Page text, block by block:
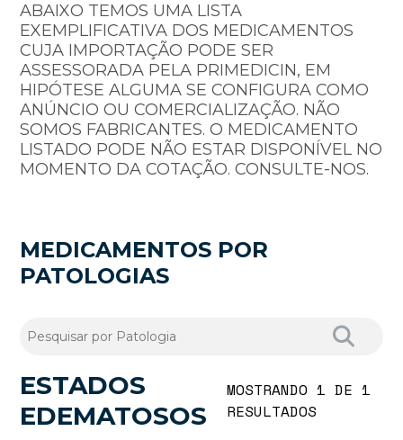
ABAIXO TEMOS UMA LISTA
EXEMPLIFICATIVA DOS MEDICAMENTOS
CUJA IMPORTAÇÃO PODE SER
ASSESSORADA PELA PRIMEDICIN, EM
HIPÓTESE ALGUMA SE CONFIGURA COMO
ANÚNCIO OU COMERCIALIZAÇÃO. NÃO
SOMOS FABRICANTES. O MEDICAMENTO
LISTADO PODE NÃO ESTAR DISPONÍVEL NO
MOMENTO DA COTAÇÃO. CONSULTE-NOS.
MEDICAMENTOS POR
PATOLOGIAS
ESTADOS
EDEMATOSOS
MOSTRANDO 1 DE 1
RESULTADOS